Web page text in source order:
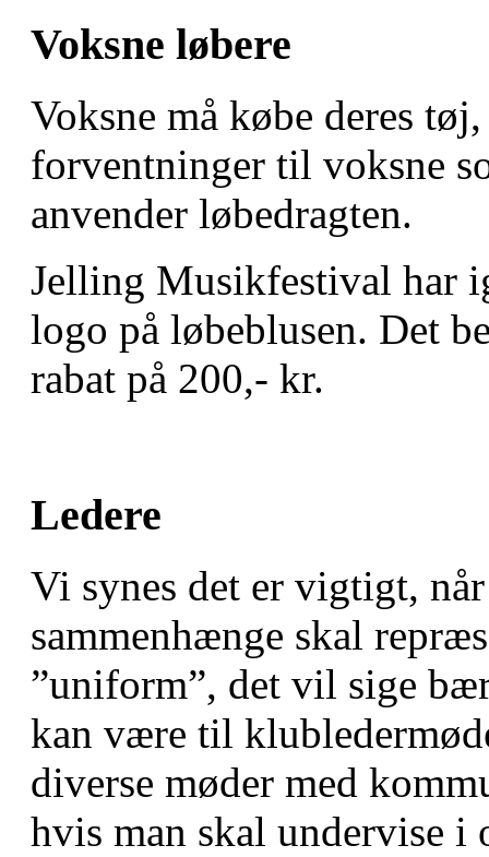
Voksne løbere
Voksne må købe deres
forventninger til voksne
anvender løbedragten.
Jelling Musikfestival har
logo på løbeblusen. Det
rabat på 200,- kr.
Ledere
Vi synes det er vigtigt,
sammenhænge skal
”uniform”, det vil sige
kan være til
diverse møder med
hvis man skal undervise i